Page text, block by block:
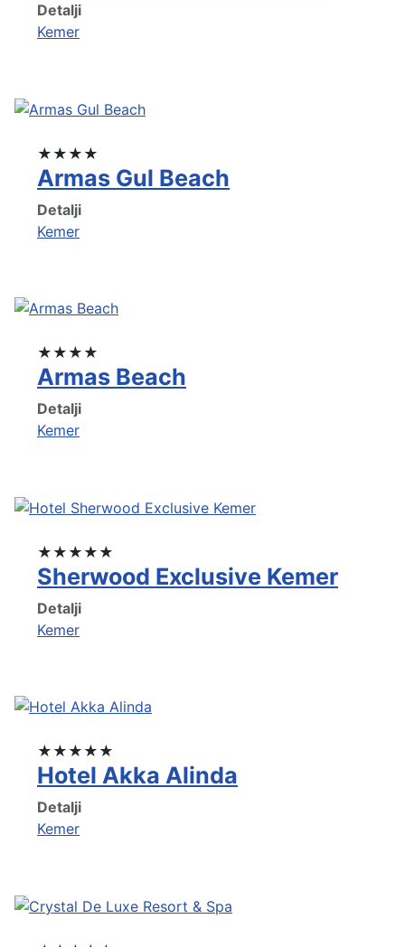
Detalji
Kemer
★★★★
Armas Gul Beach
Detalji
Kemer
★★★★
Armas Beach
Detalji
Kemer
★★★★★
Sherwood Exclusive Kemer
Detalji
Kemer
★★★★★
Hotel Akka Alinda
Detalji
Kemer